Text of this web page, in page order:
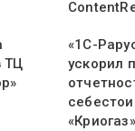
ТЦ
«1С-
ускорил
«Криогаз»